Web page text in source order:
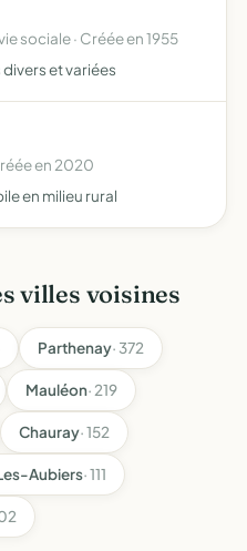
sociale · Créée en 1955
et variées
en 2020
en milieu rural
villes voisines
Parthenay· 372
Mauléon· 219
Chauray· 152
Aubiers· 111